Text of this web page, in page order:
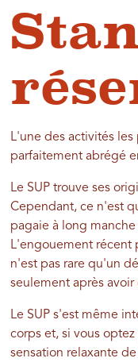
L'une des activités
parfaitement abrégé
Le SUP trouve ses
Cependant, ce n'est
pagaie à long
L'engouement récent
n'est pas rare qu'un
seulement après
Le SUP s'est même
corps et, si vous
sensation relaxante